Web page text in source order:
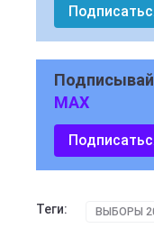
MAX
Теги: ВЫБОРЫ